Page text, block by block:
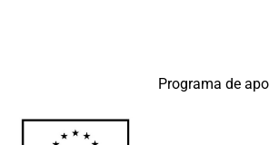
Programa de